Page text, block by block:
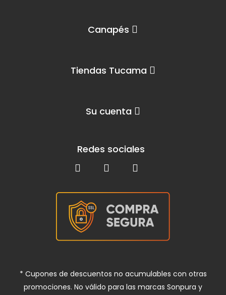
Canapés
Tiendas Tucama
Su cuenta
Redes sociales
* Cupones de descuentos no acumulables con otras
promociones. No válido para las marcas Sonpura y